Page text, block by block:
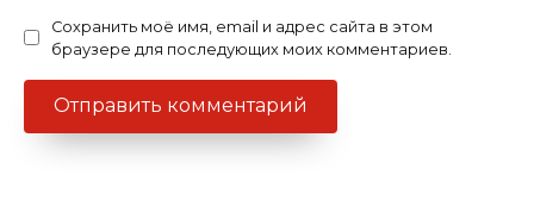
Сохранить моё имя, email и адрес сайта в этом
браузере для последующих моих комментариев.